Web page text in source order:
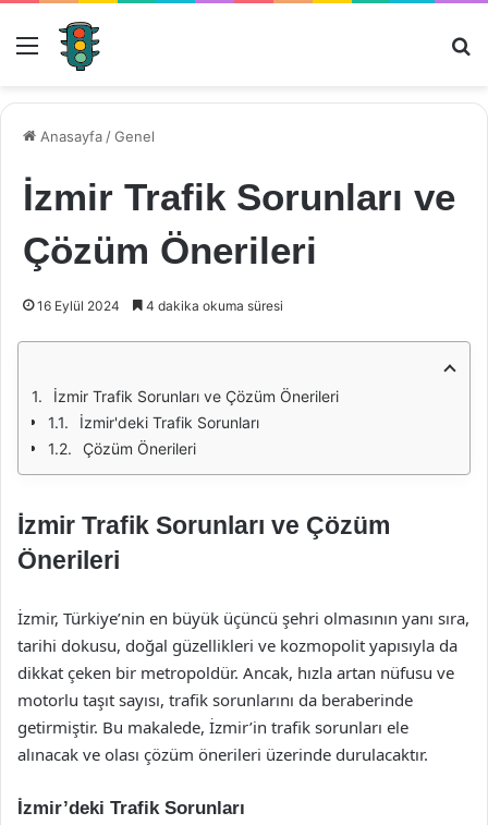
Menü
Anasayfa /Genel
İzmir Trafik Sorunları ve
Çözüm Önerileri
16 Eylül 2024 4 dakika okuma süresi
İzmir Trafik Sorunları ve Çözüm Önerileri
İzmir'deki Trafik Sorunları
Çözüm Önerileri
İzmir Trafik Sorunları ve Çözüm
Önerileri
İzmir, Türkiye’nin en büyük üçüncü şehri olmasının yanı sıra,
tarihi dokusu, doğal güzellikleri ve kozmopolit yapısıyla da
dikkat çeken bir metropoldür. Ancak, hızla artan nüfusu ve
motorlu taşıt sayısı, trafik sorunlarını da beraberinde
getirmiştir. Bu makalede, İzmir’in trafik sorunları ele
alınacak ve olası çözüm önerileri üzerinde durulacaktır.
İzmir’deki Trafik Sorunları